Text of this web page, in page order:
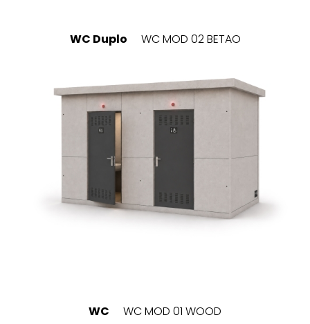
WC Duplo WC MOD 02 BETAO
WC WC MOD 01 WOOD